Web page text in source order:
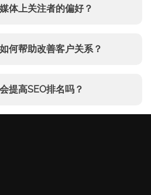
体上关注者的偏好？
何帮助改善客户关系？
提高SEO排名吗？